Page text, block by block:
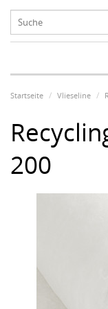
Startseite Vlieseline
200